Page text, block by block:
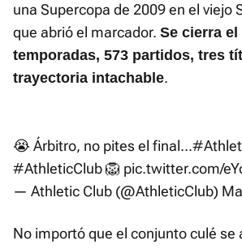
una Supercopa de 2009 en el viejo
que abrió el marcador. Se cierra
temporadas, 573 partidos, tres
trayectoria intachable.
😭 Árbitro, no pites el final...
#AthleticClub🦁 pic.twitter.com/
— Athletic Club (@AthleticClub)
No importó que el conjunto culé se